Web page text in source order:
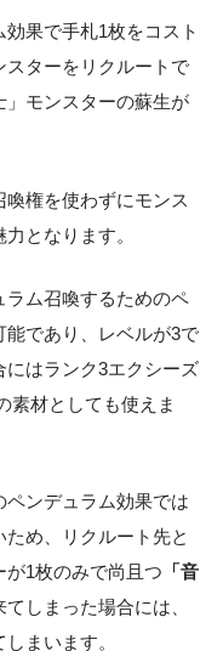
効果で手札1枚をコスト
スターをリクルートで
」モンスターの蘇生が
権を使わずにモンス
となります。
ラム召喚するためのペ
能であり、レベルが3で
はランク3エクシーズ
素材としても使えま
ペンデュラム効果では
め、リクルート先と
が1枚のみで尚且つ 「音
しまった場合には、
まいます。